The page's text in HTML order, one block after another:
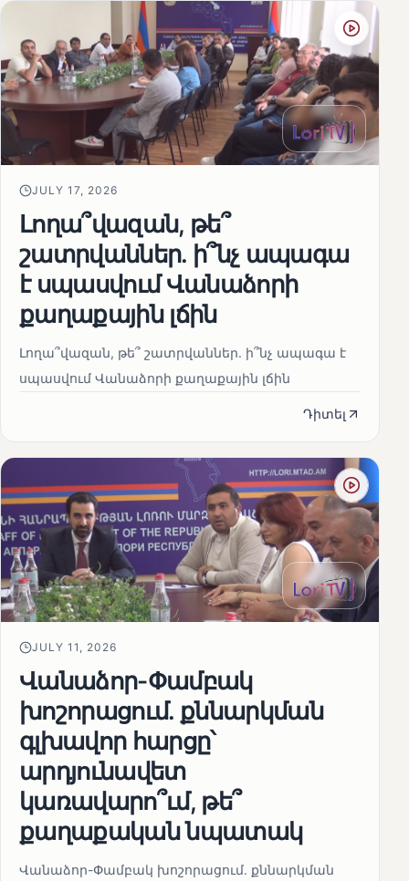
JULY 17, 2026
Լողա՞վազան, թե՞
շատրվաններ. ի՞նչ ապագա
է սպասվում Վանաձորի
քաղաքային լճին
Լողա՞վազան, թե՞ շատրվաններ. ի՞նչ ապագա է
սպասվում Վանաձորի քաղաքային լճին
Դիտել
JULY 11, 2026
Վանաձոր-Փամբակ
խոշորացում. քննարկման
գլխավոր հարցը՝
արդյունավետ
կառավարո՞ւմ, թե՞
քաղաքական նպատակ
Վանաձոր-Փամբակ խոշորացում. քննարկման